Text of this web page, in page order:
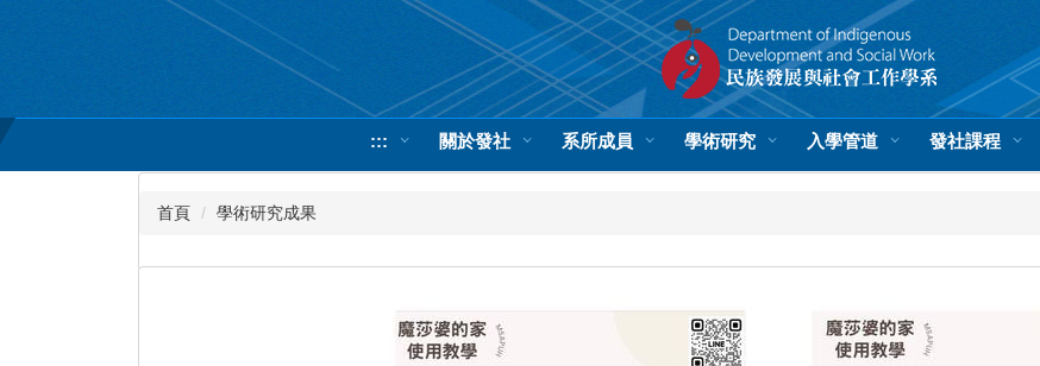
內
::: 關於發社 系所成員 學術研究 入學管道 發社課程
首頁 學術研究成果